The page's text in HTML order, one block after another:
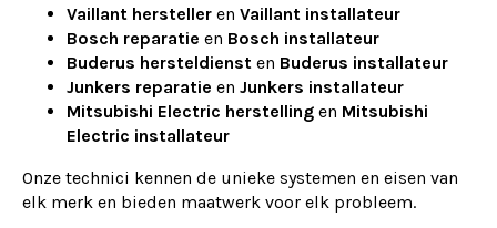
Vaillant hersteller en Vaillant installateur
Bosch reparatie en Bosch installateur
Buderus hersteldienst en Buderus installateur
Junkers reparatie en Junkers installateur
Mitsubishi Electric herstelling en Mitsubishi
Electric installateur
Onze technici kennen de unieke systemen en eisen van
elk merk en bieden maatwerk voor elk probleem.